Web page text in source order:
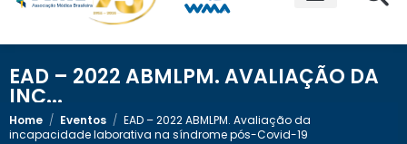
EAD – 2022 ABMLPM. AVALIAÇÃO DA
INC...
Home / Eventos / EAD – 2022 ABMLPM. Avaliação da
incapacidade laborativa na síndrome pós-Covid-19